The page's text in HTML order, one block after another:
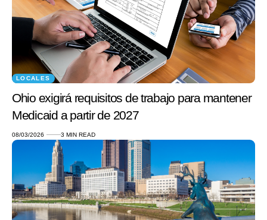
LOCALES
Ohio exigirá requisitos de trabajo para mantener
Medicaid a partir de 2027
08/03/2026 3 MIN READ